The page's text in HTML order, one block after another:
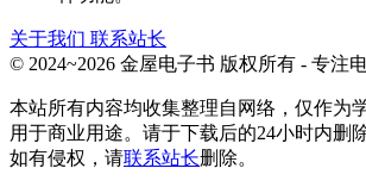
关于我们 联系站长
© 2024~2026 金屋电子书 版权所有 - 专注
本站所有内容均收集整理自网络，仅作为
用于商业用途。请于下载后的24小时内删
如有侵权，请联系站长删除。